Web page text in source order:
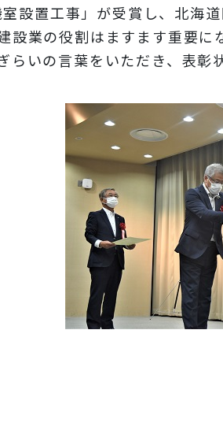
設置工事」が受賞し、北海
業の役割はますます重要に
いの言葉をいただき、 表彰